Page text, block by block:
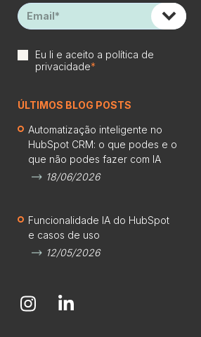
Eu li e aceito a política de
privacidade*
ÚLTIMOS BLOG POSTS
Automatização inteligente no
HubSpot CRM: o que podes e o
que não podes fazer com IA
18/06/2026
Funcionalidade IA do HubSpot
e casos de uso
12/05/2026